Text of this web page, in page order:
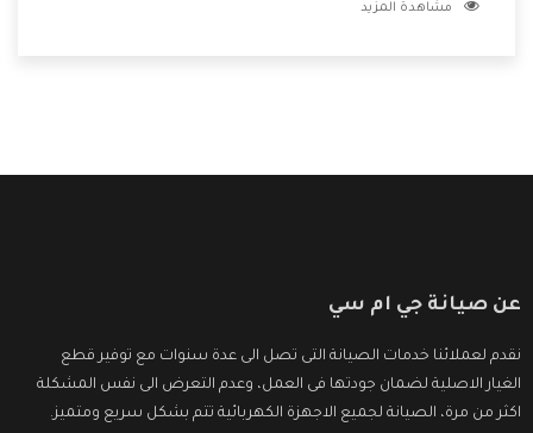
وتقدم للعملاء أقوى العروض والخصومات التى تسهل على
مشاهدة المزيد
عن صيانة جي ام سي
نقدم لعملائنا خدمات الصيانة التى تصل الى عدة سنوات مع توفير قطع
الغيار الاصلية لضمان جودتها فى العمل، وعدم التعرض الى نفس المشكلة
اكثر من مرة، الصيانة لجميع الاجهزة الكهربائية تتم بشكل سريع ومتميز.